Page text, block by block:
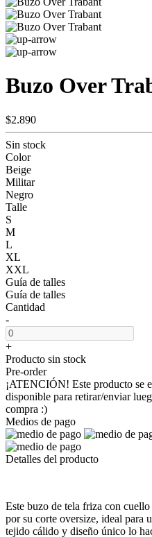
Buzo Over
$2.890
Sin stock
Color
Beige
Militar
Negro
Talle
S
M
L
XL
XXL
Guía de talles
Guía de talles
Cantidad
-
+
Producto sin stock
Pre-order
¡ATENCIÓN! Este producto se
disponible para retirar/enviar
compra :)
Medios de pago
Detalles del producto
Este buzo de tela friza con
por su corte oversize, ideal para
tejido cálido y diseño único lo